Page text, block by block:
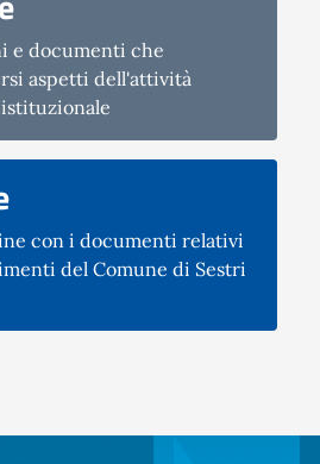
e documenti che
aspetti dell'attività
con i documenti relativi
del Comune di Sestri